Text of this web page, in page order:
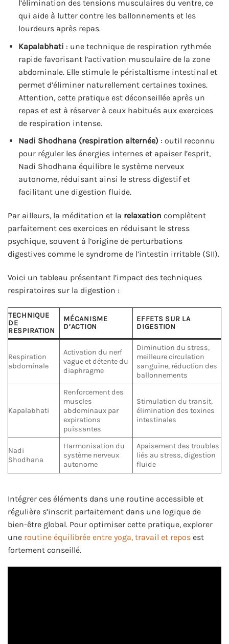
l’élimination des tensions musculaires du ventre, ce
qui aide à lutter contre les ballonnements et les
lourdeurs après repas.
Kapalabhati : une technique de respiration rythmée
rapide favorisant l’activation musculaire de la zone
abdominale. Elle stimule le péristaltisme intestinal et
permet d’éliminer naturellement certaines toxines.
Attention, cette pratique est déconseillée après un
repas et est à réserver à ceux habitués aux exercices
de respiration intense.
Nadi Shodhana (respiration alternée): outil reconnu
pour réguler les énergies internes et apaiser l’esprit,
Nadi Shodhana équilibre le système nerveux
autonome, réduisant ainsi le stress digestif et
facilitant une digestion fluide.
Par ailleurs, la méditation et la relaxation complètent
parfaitement ces exercices en réduisant le stress
psychique, souvent à l’origine de perturbations
digestives comme le syndrome de l’intestin irritable (SII).
Voici un tableau présentant l’impact des techniques
respiratoires sur la digestion :
TECHNIQUE
DE
RESPIRATION
MÉCANISME
D’ACTION
EFFETS SUR LA
DIGESTION
Respiration
abdominale
Activation du nerf
vague et détente du
diaphragme
Diminution du stress,
meilleure circulation
sanguine, réduction des
ballonnements
Kapalabhati
Renforcement des
muscles
abdominaux par
expirations
puissantes
Stimulation du transit,
élimination des toxines
intestinales
Nadi
Shodhana
Harmonisation du
système nerveux
autonome
Apaisement des troubles
liés au stress, digestion
fluide
Intégrer ces éléments dans une routine accessible et
régulière s’inscrit parfaitement dans une logique de
bien-être global. Pour optimiser cette pratique, explorer
une routine équilibrée entre yoga, travail et repos est
fortement conseillé.